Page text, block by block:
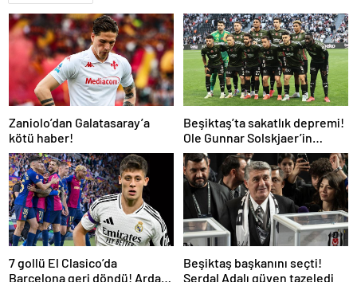
Zaniolo’dan Galatasaray’a
kötü haber!
Beşiktaş’ta sakatlık depremi!
Ole Gunnar Solskjaer’in
tepkisi dikkat çekti
7 gollü El Clasico’da
Barcelona geri döndü! Arda
Beşiktaş başkanını seçti!
Serdal Adalı güven tazeledi